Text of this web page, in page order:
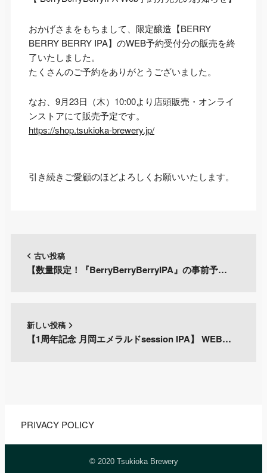
おかげさまをもちまして、限定醸造【BERRY
BERRY BERRY IPA】のWEB予約受付分の販売を終
了いたしました。
たくさんのご予約をありがとうございました。
なお、9月23日（木）10:00より店頭販売・オンライ
ンストアにて販売予定です。
https://shop.tsukioka-brewery.jp/
引き続きご愛顧のほどよろしくお願いいたします。
古い投稿
【数量限定！『BerryBerryBerryIPA』の事前予…
新しい投稿
【1周年記念 月岡エメラルドsession IPA】 WEB…
PRIVACY POLICY
© 2020 Tsukioka Brewery